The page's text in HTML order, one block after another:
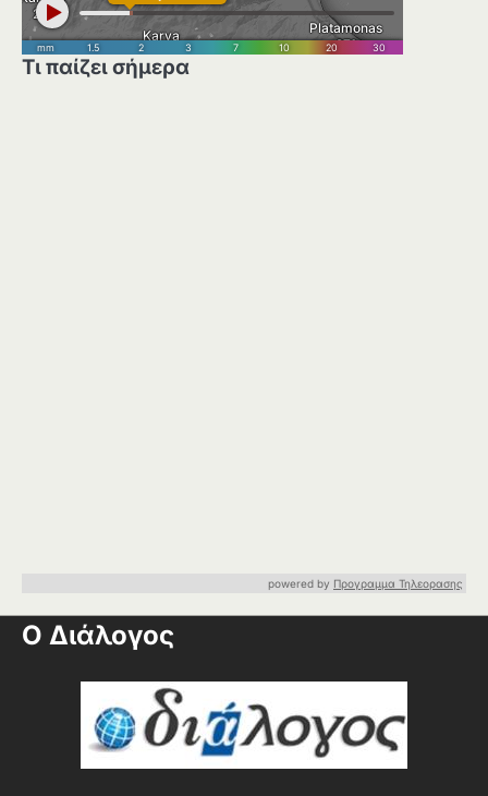
Τι παίζει σήμερα
powered by Προγραμμα Τηλεορασης
Ο Διάλογος